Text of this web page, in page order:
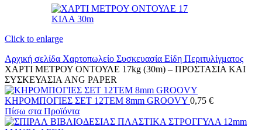
Click to enlarge
Αρχική σελίδα Χαρτοπωλείο Συσκευασία Είδη Περιτυλίγματος
ΧΑΡΤΙ ΜΕΤΡΟΥ ΟΝΤΟΥΛΕ 17kg (30m) – ΠΡΟΣΤΑΣΙΑ ΚΑΙ
ΣΥΣΚΕΥΑΣΙΑ ANG PAPER
ΚΗΡΟΜΠΟΓΙΕΣ ΣΕΤ 12TΕΜ 8mm GROOVY 0,75 €
Πίσω στα Προϊόντα